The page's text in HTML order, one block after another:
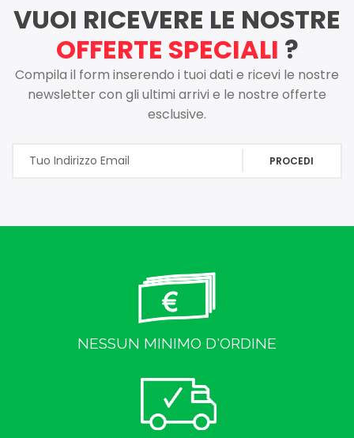
VUOI RICEVERE LE NOSTRE
OFFERTE SPECIALI ?
Compila il form inserendo i tuoi dati e ricevi le nostre
newsletter con gli ultimi arrivi e le nostre offerte
esclusive.
PROCEDI
NESSUN MINIMO D'ORDINE